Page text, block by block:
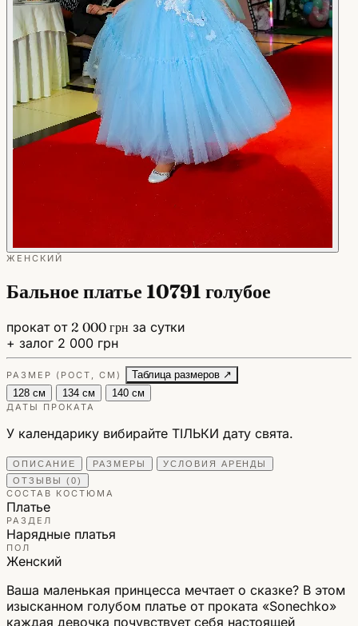
ЖЕНСКИЙ
Бальное платье 10791 голубое
прокат от 2 000 грн за сутки
+ залог 2 000 грн
РАЗМЕР (РОСТ, СМ)
Таблица размеров ↗
128 см
134 см 140 см
ДАТЫ ПРОКАТА
У календарику вибирайте ТІЛЬКИ дату свята.
ОПИСАНИЕ РАЗМЕРЫ
УСЛОВИЯ АРЕНДЫ
ОТЗЫВЫ (0)
СОСТАВ КОСТЮМА
Платье
РАЗДЕЛ
Нарядные платья
ПОЛ
Женский
Ваша маленькая принцесса мечтает о сказке? В этом
изысканном голубом платье от проката «Sonechko»
каждая девочка почувствует себя настоящей